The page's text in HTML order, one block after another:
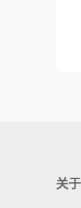
关